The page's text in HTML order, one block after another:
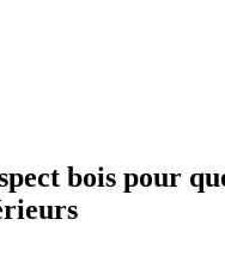
bois pour